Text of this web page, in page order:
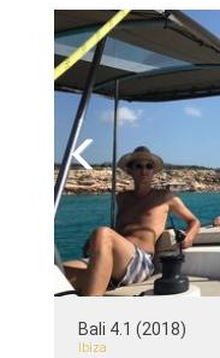
Previous
Bali 4.1 (2018)
Ibiza